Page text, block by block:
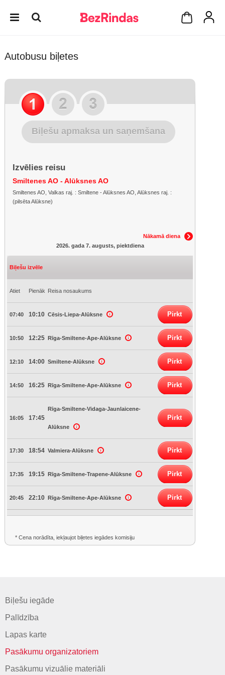
Autobusu biļetes
Biļešu apmaksa un saņemšana
Izvēlies reisu
Smiltenes AO - Alūksnes AO
Smiltenes AO, Valkas raj. : Smiltene - Alūksnes AO, Alūksnes raj. :
(pilsēta Alūksne)
Nākamā diena
2026. gada 7. augusts, piektdiena
Biļešu izvēle
Atiet Pienāk Reisa nosaukums
07:40 10:10 Cēsis-Liepa-Alūksne Pirkt
10:50 12:25 Rīga-Smiltene-Ape-Alūksne Pirkt
12:10 14:00 Smiltene-Alūksne Pirkt
14:50 16:25 Rīga-Smiltene-Ape-Alūksne Pirkt
16:05 17:45
Rīga-Smiltene-Vidaga-Jaunlaicene-
Alūksne
Pirkt
17:30 18:54 Valmiera-Alūksne Pirkt
17:35 19:15 Rīga-Smiltene-Trapene-Alūksne Pirkt
20:45 22:10 Rīga-Smiltene-Ape-Alūksne Pirkt
* Cena norādīta, iekļaujot biļetes iegādes komisiju
Biļešu iegāde
Palīdzība
Lapas karte
Pasākumu organizatoriem
Pasākumu vizuālie materiāli